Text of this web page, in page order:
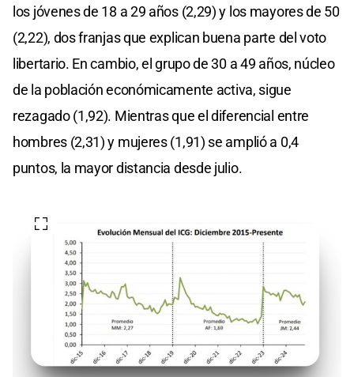
los jóvenes de 18 a 29 años (2,29) y los mayores de 50
(2,22), dos franjas que explican buena parte del voto
libertario. En cambio, el grupo de 30 a 49 años, núcleo
de la población económicamente activa, sigue
rezagado (1,92). Mientras que el diferencial entre
hombres (2,31) y mujeres (1,91) se amplió a 0,4
puntos, la mayor distancia desde julio.